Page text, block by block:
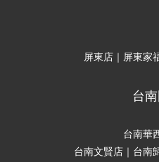
屏東店｜屏東家
台
台南華
台南文賢店｜台南